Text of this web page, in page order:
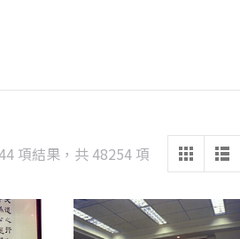
項結果，共 48254 項 Sorted
latest